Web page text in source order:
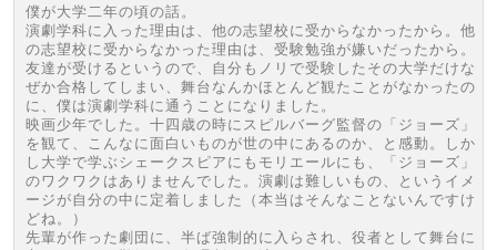
僕が大学二年の頃の話。
演劇学科に入った理由は、他の志望校に受からなかったから。他
の志望校に受からなかった理由は、受験勉強が嫌いだったから。
友達が受けるというので、自分もノリで受験したその大学だけな
ぜか合格してしまい、舞台なんかほとんど観たことがなかったの
に、僕は演劇学科に通うことになりました。
映画少年でした。十四歳の時にスピルバーグ監督の「ジョーズ」
を観て、こんなに面白いものが世の中にあるのか、と感動。しか
し大学で学ぶシェークスピアにもモリエールにも、「ジョーズ」
のワクワクはありませんでした。演劇は難しいもの、というイメ
ージが自分の中に定着しました（本当はそんなことないんですけ
どね。）
先輩が作った劇団に、半ば強制的に入らされ、役者として舞台に